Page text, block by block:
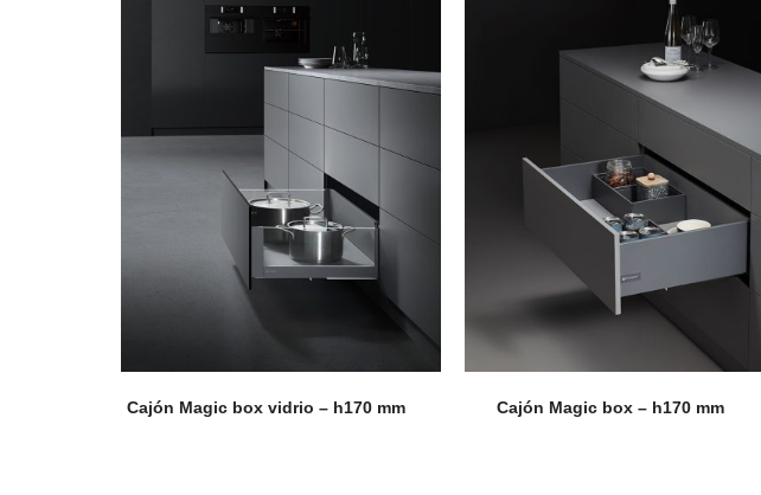
Estrepaños
Manijas
Puertas o Frentes
Zócalos
Fachada - Revestimiento
Cajón Magic box vidrio – h170 mm Cajón Magic box – h170 mm